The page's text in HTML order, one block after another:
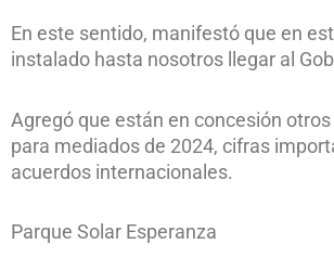
En este sentido, manifestó que en
instalado hasta nosotros llegar al
Agregó que están en concesión
para mediados de 2024, cifras
acuerdos internacionales.
Parque Solar Esperanza